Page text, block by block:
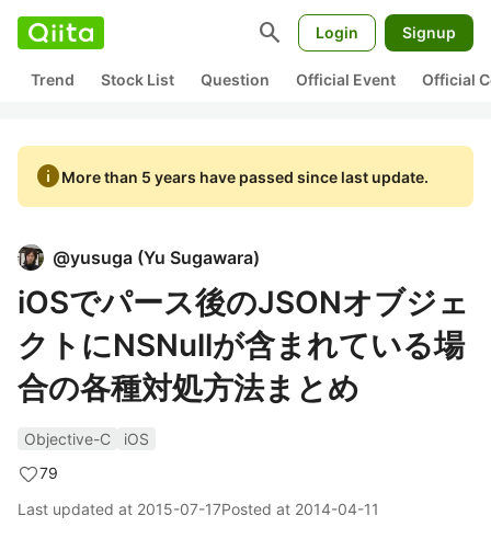
search Login Signup
Trend Stock List Question Official Event Official
infoMore than 5 years have passed since last update.
@yusuga (Yu Sugawara)
iOSでパース後のJSONオブジェ
クトにNSNullが含まれている場
合の各種対処方法まとめ
Objective-C
iOS
79
Last updated at 2015-07-17Posted at 2014-04-11